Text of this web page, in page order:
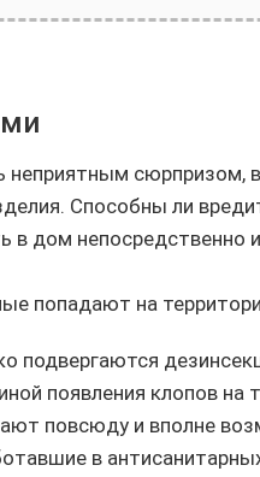
сюрпризом,
Способны ли
в дом непосредственно
попадают на
подвергаются
появления клопов на
повсюду и вполне
в